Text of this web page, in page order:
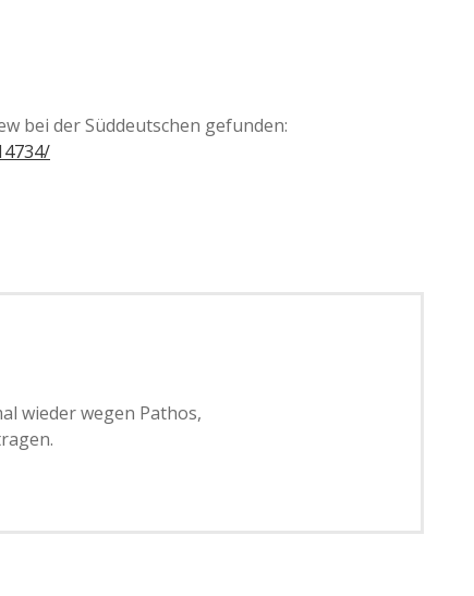
bei der Süddeutschen gefunden:
wieder wegen Pathos,